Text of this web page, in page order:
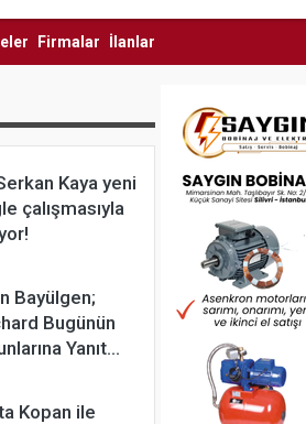
Firmalar İlanlar
Kaya yeni
çalışmasıyla
Bayülgen;
Bugünün
Yanıt
Kopan ile